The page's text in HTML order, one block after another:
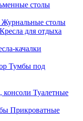
столы
Журнальные столы
Кресла для отдыха
качалки
Тумбы под
Туалетные
Прикроватные